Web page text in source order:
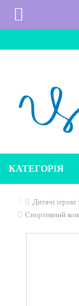
КАТЕГОРІЯ
Дитячі
Спортивний